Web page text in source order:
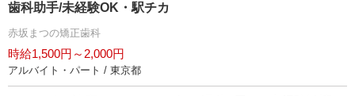
歯科助手/未経験OK・駅チカ
赤坂まつの矯正歯科
時給1,500円～2,000円
アルバイト・パート / 東京都